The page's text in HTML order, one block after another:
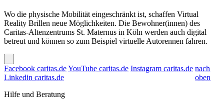
Wo die physische Mobilität eingeschränkt ist, schaffen Virtual
Reality Brillen neue Möglichkeiten. Die Bewohner(innen) des
Caritas-Altenzentrums St. Maternus in Köln werden auch digital
betreut und können so zum Beispiel virtuelle Autorennen fahren.
Facebook caritas.deYouTube caritas.de Instagram caritas.de
Linkedin caritas.de
nach
oben
Hilfe und Beratung